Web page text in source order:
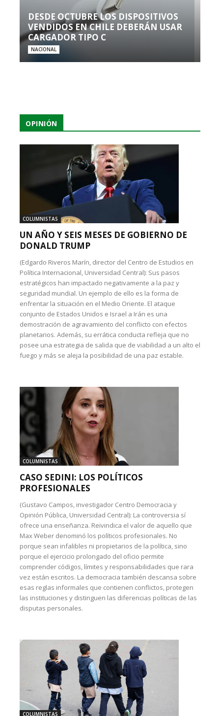
DESDE OCTUBRE LOS DISPOSITIVOS
VENDIDOS EN CHILE DEBERÁN USAR
CARGADOR TIPO C
NACIONAL
OPINIÓN
COLUMNISTAS
UN AÑO Y SEIS MESES DE GOBIERNO DE
DONALD TRUMP
(Edgardo Riveros Marín, director del Centro de Estudios en
Política Internacional, Universidad Central): Sus pasos
estratégicos han impactado negativamente a la paz y
seguridad mundial. Un ejemplo de ello es la forma de
enfrentar la situación en el Medio Oriente. El ataque
conjunto de Estados Unidos e Israel a Irán es una
demostración de agravamiento del conflicto con efectos
planetarios. Además, su errática conducta refleja que no
posee una estrategia de salida que de viabilidad a un alto el
fuego y más se aleja la posibilidad de una paz estable.
COLUMNISTAS
CASO SEDINI: LOS POLÍTICOS
PROFESIONALES
(Gustavo Campos, investigador Centro Democracia y
Opinión Pública, Universidad Central): La controversia sí
ofrece una enseñanza. Reivindica el valor de aquello que
Max Weber denominó los políticos profesionales. No
porque sean infalibles ni propietarios de la política, sino
porque el ejercicio prolongado del oficio permite
comprender códigos, límites y responsabilidades que rara
vez están escritos. La democracia también descansa sobre
esas reglas informales que contienen conflictos, protegen
las instituciones y distinguen las diferencias políticas de las
disputas personales.
COLUMNISTAS